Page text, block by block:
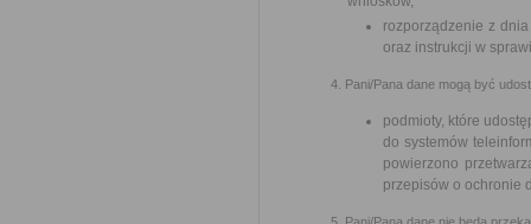
rozporządzenie z
oraz instrukcji w
4. Pani/Pana dane mogą być
podmioty, które
do systemów
powierzono
przepisów o ochronie